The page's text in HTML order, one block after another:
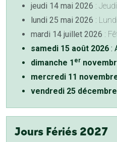
jeudi 14 mai 2026 :
lundi 25 mai 2026 :
mardi 14 juillet 2026 :
samedi 15 août 2026 :
dimanche 1 er
mercredi 11
vendredi 25
Jours Fériés 2027